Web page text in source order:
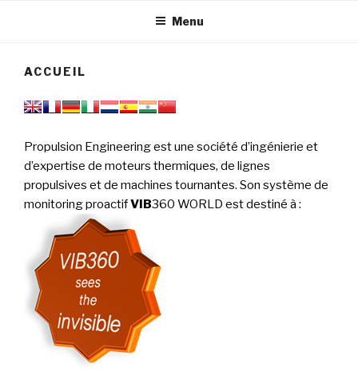
PERFORMANCE
Menu
ACCUEIL
Propulsion Engineering est une société d’ingénierie et
d’expertise de moteurs thermiques, de lignes
propulsives et de machines tournantes. Son système de
monitoring proactifVIB360 WORLD est destiné à :